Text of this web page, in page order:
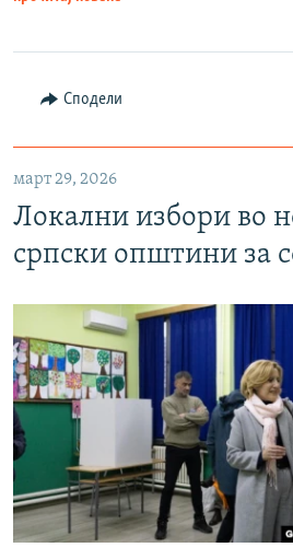
Сподели
март 29, 2026
Локални избори во
српски општини за